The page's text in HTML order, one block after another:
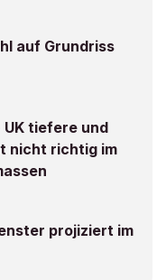
auf Grundriss
tiefere und
nicht richtig im
projiziert im